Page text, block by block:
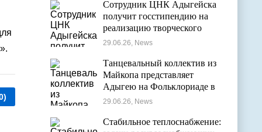
Сотрудник ЦНК Адыгейска
получит госстипендию на
реализацию творческого
проекта в области
29.06.26, News
Танцевальный коллектив из
Майкопа представляет
Адыгею на Фольклориаде в
Уфе
29.06.26, News
Стабильное теплоснабжение: